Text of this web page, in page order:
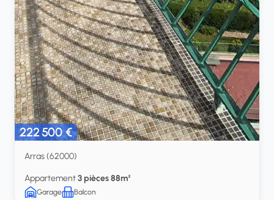
222 500 €
Arras (62000)
Appartement3 pièces 88m²
Garage Balcon